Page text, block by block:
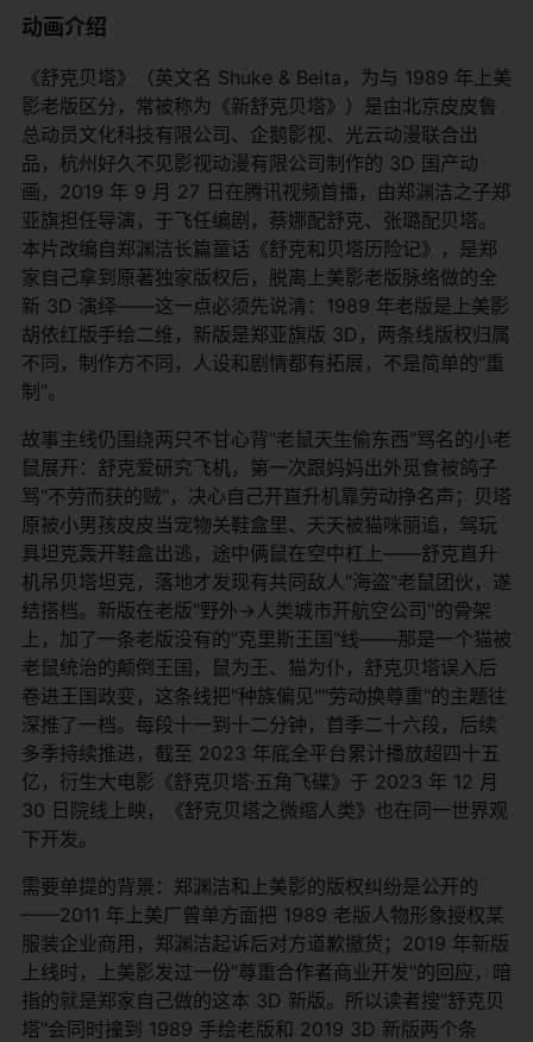
动画介绍
《舒克贝塔》（英文名 Shuke & Beita，为与 1989 年上美
影老版区分，常被称为《新舒克贝塔》）是由北京皮皮鲁
总动员文化科技有限公司、企鹅影视、光云动漫联合出
品，杭州好久不见影视动漫有限公司制作的 3D 国产动
画，2019 年 9 月 27 日在腾讯视频首播，由郑渊洁之子郑
亚旗担任导演，于飞任编剧，蔡娜配舒克、张璐配贝塔。
本片改编自郑渊洁长篇童话《舒克和贝塔历险记》，是郑
家自己拿到原著独家版权后，脱离上美影老版脉络做的全
新 3D 演绎——这一点必须先说清：1989 年老版是上美影
胡依红版手绘二维，新版是郑亚旗版 3D，两条线版权归属
不同，制作方不同，人设和剧情都有拓展，不是简单的"重
制"。
故事主线仍围绕两只不甘心背"老鼠天生偷东西"骂名的小老
鼠展开：舒克爱研究飞机，第一次跟妈妈出外觅食被鸽子
骂"不劳而获的贼"，决心自己开直升机靠劳动挣名声；贝塔
原被小男孩皮皮当宠物关鞋盒里、天天被猫咪丽追，驾玩
具坦克轰开鞋盒出逃，途中俩鼠在空中杠上——舒克直升
机吊贝塔坦克，落地才发现有共同敌人"海盗"老鼠团伙，遂
结搭档。新版在老版"野外→人类城市开航空公司"的骨架
上，加了一条老版没有的"克里斯王国"线——那是一个猫被
老鼠统治的颠倒王国，鼠为王、猫为仆，舒克贝塔误入后
卷进王国政变，这条线把"种族偏见""劳动换尊重"的主题往
深推了一档。每段十一到十二分钟，首季二十六段，后续
多季持续推进，截至 2023 年底全平台累计播放超四十五
亿，衍生大电影《舒克贝塔·五角飞碟》于 2023 年 12 月
30 日院线上映，《舒克贝塔之微缩人类》也在同一世界观
下开发。
需要单提的背景：郑渊洁和上美影的版权纠纷是公开的
——2011 年上美厂曾单方面把 1989 老版人物形象授权某
服装企业商用，郑渊洁起诉后对方道歉撤货；2019 年新版
上线时，上美影发过一份"尊重合作者商业开发"的回应，暗
指的就是郑家自己做的这本 3D 新版。所以读者搜"舒克贝
塔"会同时撞到 1989 手绘老版和 2019 3D 新版两个条